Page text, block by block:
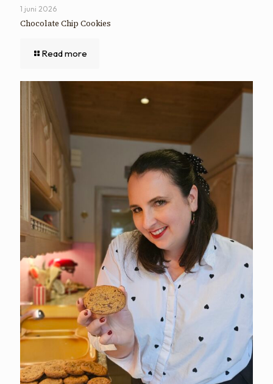
1 juni 2026
Chocolate Chip Cookies
Read more